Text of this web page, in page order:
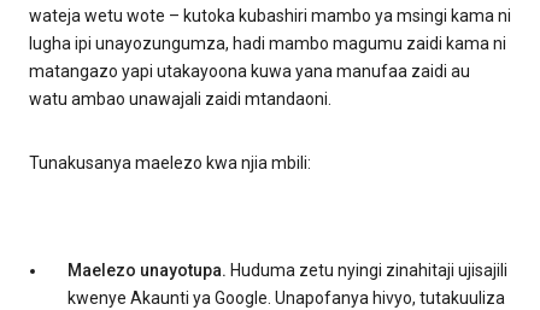
wateja wetu wote – kutoka kubashiri mambo ya msingi kama ni
lugha ipi unayozungumza, hadi mambo magumu zaidi kama ni
matangazo yapi utakayoona kuwa yana manufaa zaidi au
watu ambao unawajali zaidi mtandaoni.
Tunakusanya maelezo kwa njia mbili:
Maelezo unayotupa. Huduma zetu nyingi zinahitaji ujisajili
kwenye Akaunti ya Google. Unapofanya hivyo, tutakuuliza